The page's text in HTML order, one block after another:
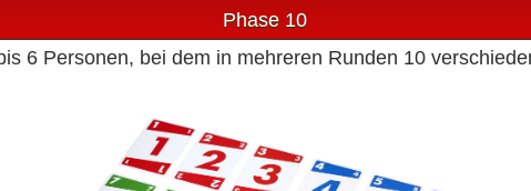
Phase 10
6 Personen, bei dem in mehreren Runden 10